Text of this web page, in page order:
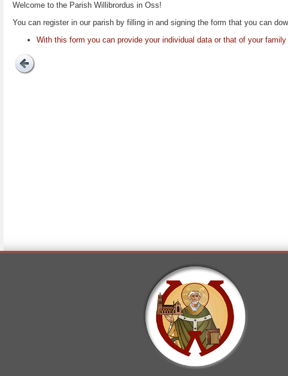
Welcome to the Parish Wil­li­brordus in Oss!
You can register in our parish by filling in and sig­ning the form that you can
With this form you can provide your individual data or that of your family